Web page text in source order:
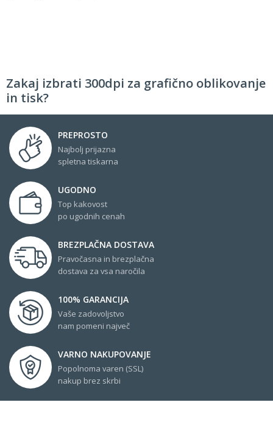
Zakaj izbrati 300dpi za grafično oblikovanje
in tisk?
PREPROSTO
Najbolj prijazna
spletna tiskarna
UGODNO
Top kakovost
po ugodnih cenah
BREZPLAČNA DOSTAVA
Pravočasna in brezplačna
dostava za vsa naročila
100% GARANCIJA
Vaše zadovoljstvo
nam pomeni največ
VARNO NAKUPOVANJE
Popolnoma varen (SSL)
nakup brez skrbi